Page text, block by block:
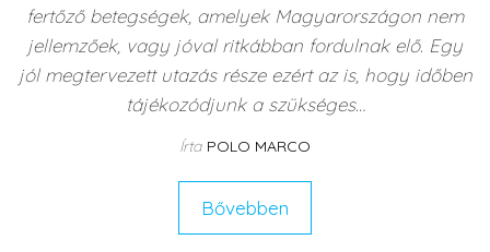
fertőző betegségek, amelyek Magyarországon nem
jellemzőek, vagy jóval ritkábban fordulnak elő. Egy
jól megtervezett utazás része ezért az is, hogy időben
tájékozódjunk a szükséges…
Írta POLO MARCO
Bővebben